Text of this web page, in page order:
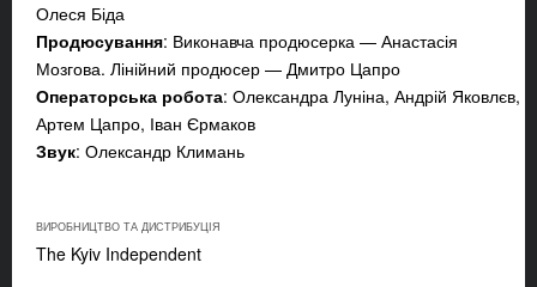
Олеся Біда
Продюсування: Виконавча продюсерка — Анастасія
Мозгова. Лінійний продюсер — Дмитро Цапро
Операторська робота: Олександра Луніна, Андрій Яковлєв,
Артем Цапро, Іван Єрмаков
Звук: Олександр Климань
ВИРОБНИЦТВО ТА ДИСТРИБУЦІЯ
The Kyiv Independent